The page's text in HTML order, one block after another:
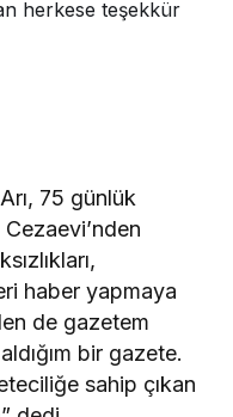
75 günlük
haber yapmaya
de gazetem
bir gazete.
sahip çıkan